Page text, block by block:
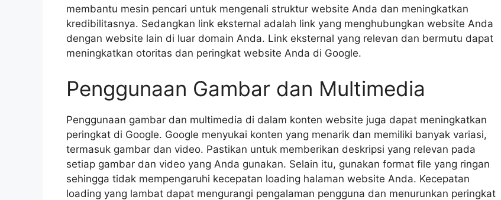
membantu mesin pencari untuk mengenali struktur website Anda dan meningkatkan
kredibilitasnya. Sedangkan link eksternal adalah link yang menghubungkan website Anda
dengan website lain di luar domain Anda. Link eksternal yang relevan dan bermutu dapat
meningkatkan otoritas dan peringkat website Anda di Google.
Penggunaan Gambar dan Multimedia
Penggunaan gambar dan multimedia di dalam konten website juga dapat meningkatkan
peringkat di Google. Google menyukai konten yang menarik dan memiliki banyak variasi,
termasuk gambar dan video. Pastikan untuk memberikan deskripsi yang relevan pada
setiap gambar dan video yang Anda gunakan. Selain itu, gunakan format file yang ringan
sehingga tidak mempengaruhi kecepatan loading halaman website Anda. Kecepatan
loading yang lambat dapat mengurangi pengalaman pengguna dan menurunkan peringkat